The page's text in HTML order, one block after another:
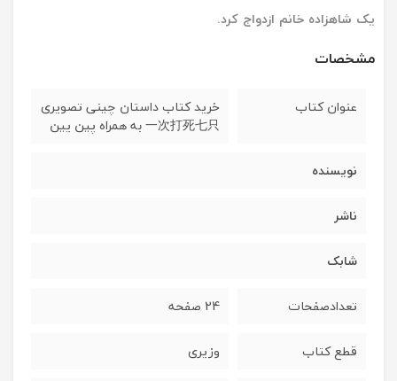
یک شاهزاده خانم ازدواج کرد.
مشخصات
عنوان کتاب
خرید کتاب داستان چینی تصویری
一次打死七只 به همراه پین یین
نویسنده
ناشر
شابک
تعدادصفحات 24 صفحه
قطع کتاب وزیری